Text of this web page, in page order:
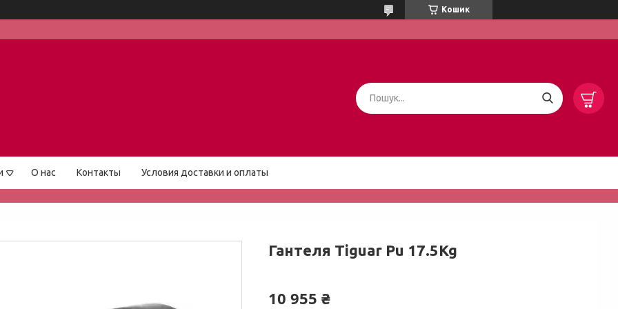
Кошик
О нас Контакты Условия доставки и оплаты
Гантеля Tiguar Pu 17.5Kg
10 955 ₴